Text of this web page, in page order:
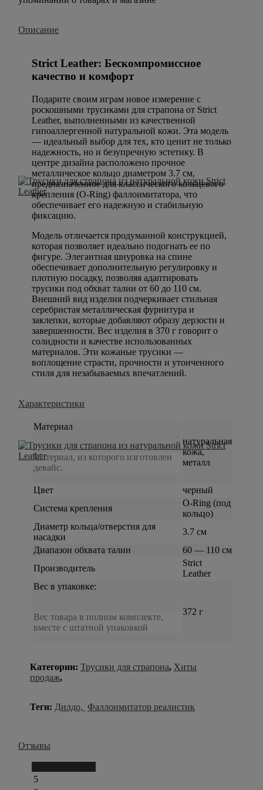
Описание
Strict Leather: Бескомпромиссное
качество и комфорт
Подарите своим играм новое измерение с
роскошными трусиками для страпона от Strict
Leather, выполненными из качественной
гипоаллергенной натуральной кожи. Эта модель
— идеальный выбор для тех, кто ценит не только
надежность, но и безупречную эстетику. В
центре дизайна расположено прочное
металлическое кольцо диаметром 3.7 см,
предназначенное для классического кольцевого
крепления (O-Ring) фаллоимитатора, что
обеспечивает его надежную и стабильную
фиксацию.
Модель отличается продуманной конструкцией,
которая позволяет идеально подогнать ее по
фигуре. Элегантная шнуровка на спине
обеспечивает дополнительную регулировку и
плотную посадку, позволяя адаптировать
трусики под обхват талии от 60 до 110 см.
Внешний вид изделия подчеркивает стильная
серебристая металлическая фурнитура и
заклепки, которые добавляют образу дерзости и
завершенности. Вес изделия в 370 г говорит о
солидности и качестве использованных
материалов. Эти кожаные трусики —
воплощение страсти, прочности и утонченного
стиля для незабываемых впечатлений.
Характеристики
Материал
Материал, из которого изготовлен
девайс.
натуральная
кожа,
металл
Цвет
черный
Система крепления
O-Ring (под
кольцо)
Диаметр кольца/отверстия для
насадки
3.7 см
Диапазон обхвата талии
60 — 110 см
Производитель
Strict
Leather
Вес в упаковке:
Вес товара в полном комплекте,
вместе с штатной упаковкой
372 г
Категории: Трусики для страпона, Хиты
продаж,
Теги: Дилдо, Фаллоимитатор реалистик
Отзывы
5